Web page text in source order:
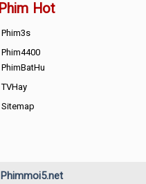
Phim Hot
Phim3s
Phim4400
PhimBatHu
TVHay
Sitemap
Phimmoi5.net